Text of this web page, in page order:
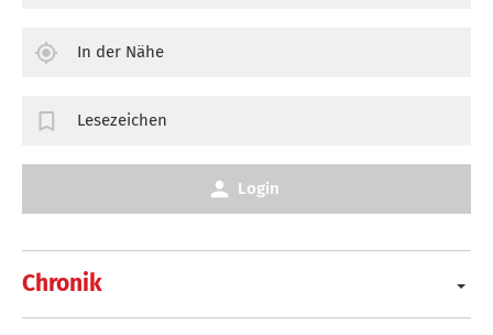
Chronik
In der Nähe
Lesezeichen
Login